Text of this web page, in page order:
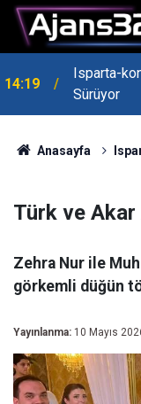
14:19
Isparta-
Sürüyor
Anasayfa
Türk ve
Zehra Nur ile
görkemli düğün
Yayınlanma: 10 Mayıs